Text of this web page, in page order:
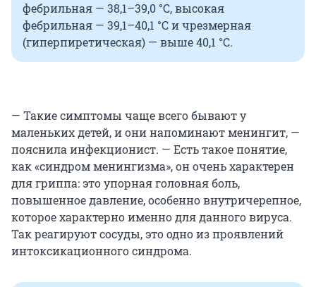
фебрильная — 38,1–39,0 °С, высокая
фебрильная — 39,1–40,1 °С и чрезмерная
(гиперпиретическая) — выше 40,1 °С.
— Такие симптомы чаще всего бывают у
маленьких детей, и они напоминают менингит, —
пояснила инфекционист. — Есть такое понятие,
как «синдром менингизма», он очень характерен
для гриппа: это упорная головная боль,
повышенное давление, особенно внутричерепное,
которое характерно именно для данного вируса.
Так реагируют сосуды, это одно из проявлений
интоксикационного синдрома.